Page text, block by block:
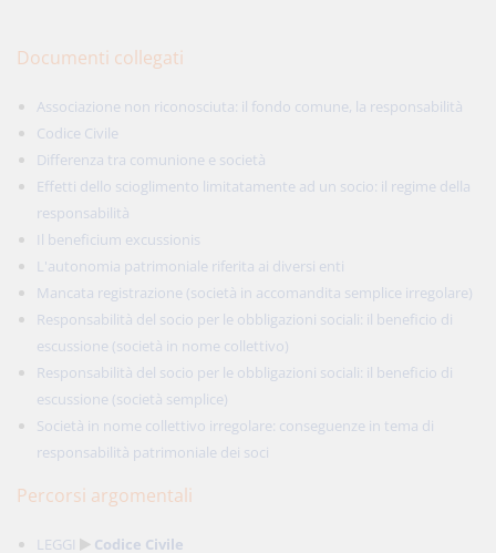
Documenti collegati
Associazione non riconosciuta: il fondo comune, la responsabilità
Codice Civile
Differenza tra comunione e società
Effetti dello scioglimento limitatamente ad un socio: il regime della
responsabilità
Il beneficium excussionis
L'autonomia patrimoniale riferita ai diversi enti
Mancata registrazione (società in accomandita semplice irregolare)
Responsabilità del socio per le obbligazioni sociali: il beneficio di
escussione (società in nome collettivo)
Responsabilità del socio per le obbligazioni sociali: il beneficio di
escussione (società semplice)
Società in nome collettivo irregolare: conseguenze in tema di
responsabilità patrimoniale dei soci
Percorsi argomentali
LEGGI Codice Civile